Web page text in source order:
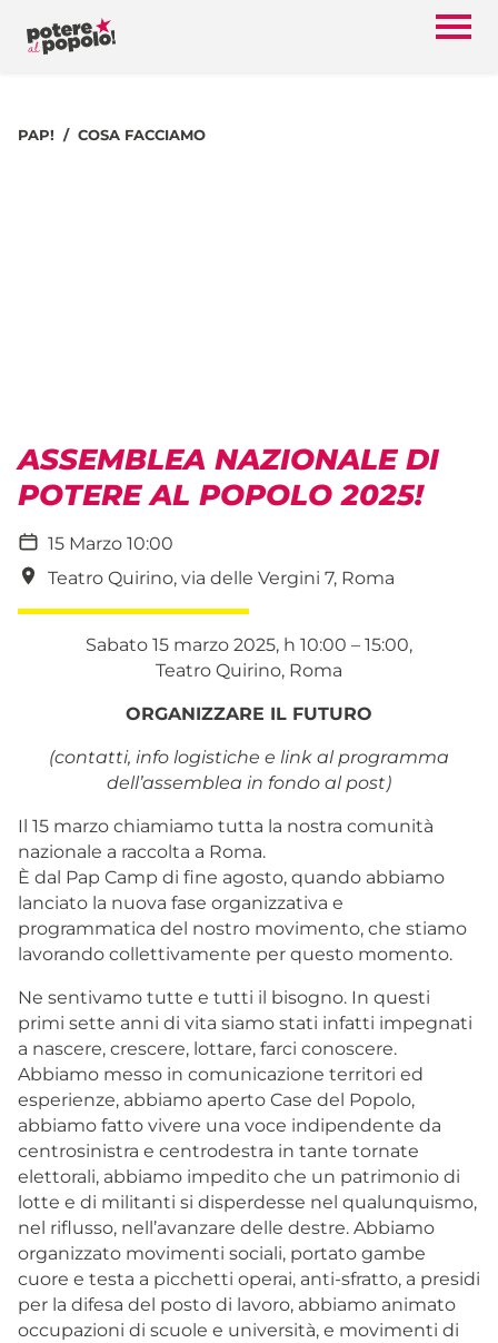
PAP! COSA FACCIAMO
ASSEMBLEA NAZIONALE DI
POTERE AL POPOLO 2025!
15 Marzo 10:00
Teatro Quirino, via delle Vergini 7, Roma
Sabato 15 marzo 2025, h 10:00 – 15:00,
Teatro Quirino, Roma
ORGANIZZARE IL FUTURO
(contatti, info logistiche e link al programma
dell’assemblea in fondo al post)
Il 15 marzo chiamiamo tutta la nostra comunità
nazionale a raccolta a Roma.
È dal Pap Camp di fine agosto, quando abbiamo
lanciato la nuova fase organizzativa e
programmatica del nostro movimento, che stiamo
lavorando collettivamente per questo momento.
Ne sentivamo tutte e tutti il bisogno. In questi
primi sette anni di vita siamo stati infatti impegnati
a nascere, crescere, lottare, farci conoscere.
Abbiamo messo in comunicazione territori ed
esperienze, abbiamo aperto Case del Popolo,
abbiamo fatto vivere una voce indipendente da
centrosinistra e centrodestra in tante tornate
elettorali, abbiamo impedito che un patrimonio di
lotte e di militanti si disperdesse nel qualunquismo,
nel riflusso, nell’avanzare delle destre. Abbiamo
organizzato movimenti sociali, portato gambe
cuore e testa a picchetti operai, anti-sfratto, a presidi
per la difesa del posto di lavoro, abbiamo animato
occupazioni di scuole e università, e movimenti di